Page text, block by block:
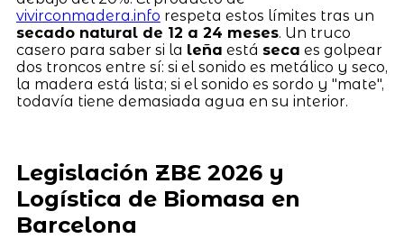
vivirconmadera.info respeta estos límites tras un
secado natural de 12 a 24 meses. Un truco
casero para saber si la leña está seca es golpear
dos troncos entre sí: si el sonido es metálico y seco,
la madera está lista; si el sonido es sordo y "mate",
todavía tiene demasiada agua en su interior.
Legislación ZBE 2026 y
Logística de Biomasa en
Barcelona